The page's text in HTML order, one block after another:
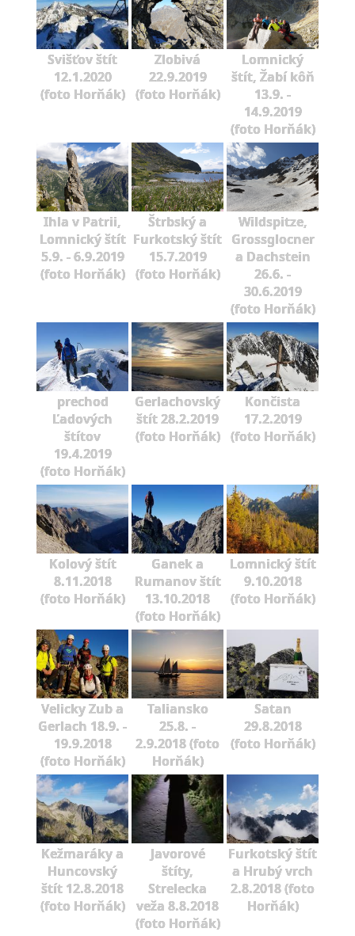
Svišťov štít
12.1.2020
(foto Horňák)
Zlobivá
22.9.2019
(foto Horňák)
Lomnický
štít, Žabí kôň
13.9. -
14.9.2019
(foto Horňák)
Ihla v Patrii,
Lomnický štít
5.9. - 6.9.2019
(foto Horňák)
Štrbský a
Furkotský štít
15.7.2019
(foto Horňák)
Wildspitze,
Grossglocner
a Dachstein
26.6. -
30.6.2019
(foto Horňák)
prechod
Ľadových
štítov
19.4.2019
(foto Horňák)
Gerlachovský
štít 28.2.2019
(foto Horňák)
Končista
17.2.2019
(foto Horňák)
Kolový štít
8.11.2018
(foto Horňák)
Ganek a
Rumanov štít
13.10.2018
(foto Horňák)
Lomnický štít
9.10.2018
(foto Horňák)
Velicky Zub a
Gerlach 18.9. -
19.9.2018
(foto Horňák)
Taliansko
25.8. -
2.9.2018 (foto
Horňák)
Satan
29.8.2018
(foto Horňák)
Kežmaráky a
Huncovský
štít 12.8.2018
(foto Horňák)
Javorové
štíty,
Strelecka
veža 8.8.2018
(foto Horňák)
Furkotský štít
a Hrubý vrch
2.8.2018 (foto
Horňák)